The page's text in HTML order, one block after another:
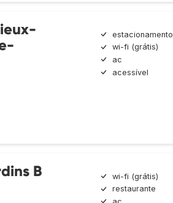
estacionamento
wi-fi (grátis)
ac
acessível
B
wi-fi (grátis)
restaurante